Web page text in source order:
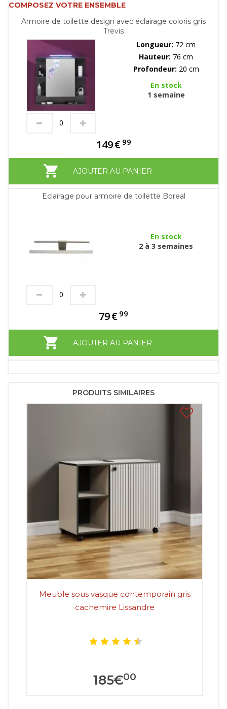
COMPOSEZ VOTRE ENSEMBLE
Armoire de toilette design avec éclairage coloris gris
Trevis
Longueur: 72 cm
Hauteur: 76 cm
Profondeur: 20 cm
En stock
1 semaine
149€ 99
AJOUTER AU PANIER
Eclairage pour armoire de toilette Boreal
En stock
2 à 3 semaines
79€ 99
AJOUTER AU PANIER
PRODUITS SIMILAIRES
Meuble sous vasque contemporain gris
cachemire Lissandre
185€00